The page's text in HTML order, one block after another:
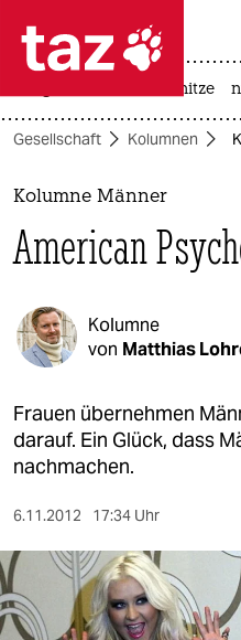
 taz
taz zahl
themen
politik
öko
gesellschaft
kultur
sport
nord
wahrheit
hitze
Gesellschaft Kolumnen
Kolumne Männer
American
Kolumne
von Matthias
Frauen übernehmen
darauf. Ein Glück, dass
nachmachen.
6.11.2012 17:34 Uhr